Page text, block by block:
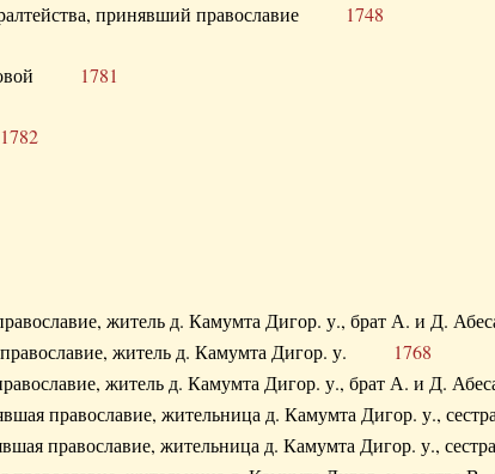
принявший православие 1748
1781
житель д. Камумта Дигор. у., брат А. и Д.
православие, житель д. Камумта Дигор. у. 1768
житель д. Камумта Дигор. у., брат А. и Д.
православие, жительница д. Камумта Дигор. у.,
православие, жительница д. Камумта Дигор. у.,